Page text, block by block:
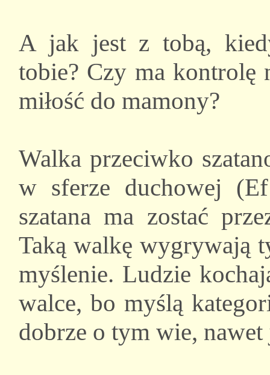
A jak jest z tobą,
tobie? Czy ma kontrolę
miłość do mamony?
Walka przeciwko
w sferze duchowej
szatana ma zostać
Taką walkę wygrywają
myślenie. Ludzie
walce, bo myślą
dobrze o tym wie,